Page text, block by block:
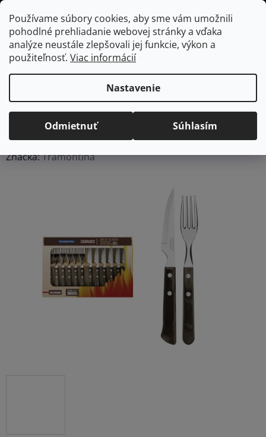
Používame súbory cookies, aby sme vám umožnili
pohodlné prehliadanie webovej stránky a vďaka
analýze neustále zlepšovali jej funkcie, výkon a
použiteľnosť. Viac informácií
Nastavenie
Odmietnuť Súhlasím
Prejsť
na
obsah
Hľadať
Domov
/ Vybavenie do jedálne / Stolovanie / Príbory / Sady príborov
Steakové príbory Tramontina Polywood 12ks - hnedé
Steakové príbory
Tramontina Polywood
12ks - hnedé
Priemerné
hodnotenie
hviezdičiek.
NeohodnotenéPodrobnosti hodnotenia
Značka:Tramontina